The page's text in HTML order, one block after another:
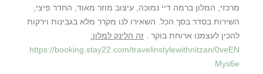
מרכזי, המלון ברמה דיי נמוכה, עיצוב מוזר מאוד, החדר פיצי,
השירות בסדר בסך הכל. השאירו לנו מקרר מלא בגבינות וירקות
להכין לעצמנו ארוחת בוקר . זה הלינק למלון:
https://booking.stay22.com/travelinstylewithnitzan/0veEN
Mys6e